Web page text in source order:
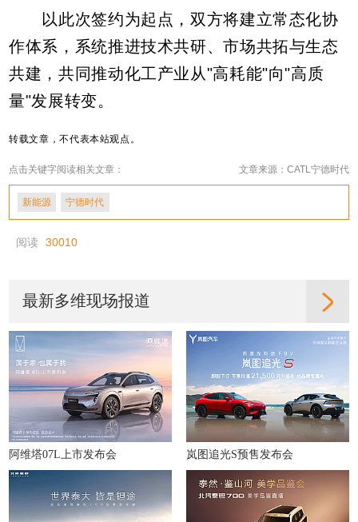
以此次签约为起点，双方将建立常态化协
作体系，系统推进技术共研、市场共拓与生态
共建，共同推动化工产业从"高耗能"向"高质
量"发展转变。
转载文章，不代表本站观点。
点击关键字阅读相关文章： 文章来源：CATL宁德时代
新能源 宁德时代
阅读 30010
最新多维现场报道
阿维塔07L上市发布会 岚图追光S预售发布会